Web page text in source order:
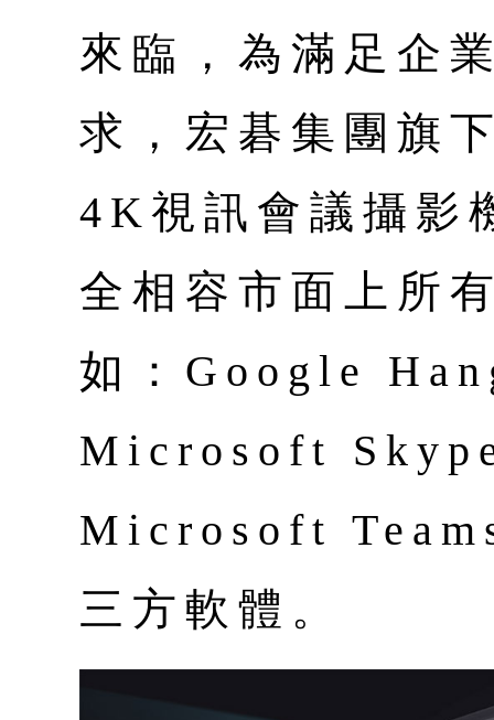
來臨，為滿足企
求，宏碁集團旗
4K視訊會議攝影
全相容市面上所
如：Google
Microsoft
Microsoft
三方軟體。